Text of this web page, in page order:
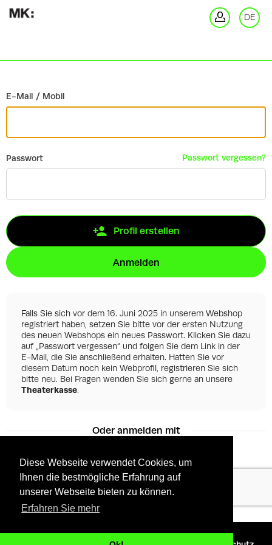
Diese Webseite verwendet Cookies, um
Ihnen die bestmögliche Erfahrung auf
unserer Webseite bieten zu können.
Erfahren Sie mehr
DE
E-Mail / Mobil
Passwort Passwort vergessen?
Profil erstellen
Anmelden
Falls Sie sich vor dem 16. Juni 2025 in unserem Webshop
registriert haben, setzen Sie bitte vor der ersten Nutzung
des neuen Webshops ein neues Passwort. Klicken Sie dazu
auf „Passwort vergessen“ und folgen Sie dem Link in der
E-Mail, die Sie anschließend erhalten. Hatten Sie vor
diesem Datum noch kein Webprofil, registrieren Sie sich
bitte neu. Bei Fragen wenden Sie sich gerne an unsere
Theaterkasse.
Oder anmelden mit
Facebook